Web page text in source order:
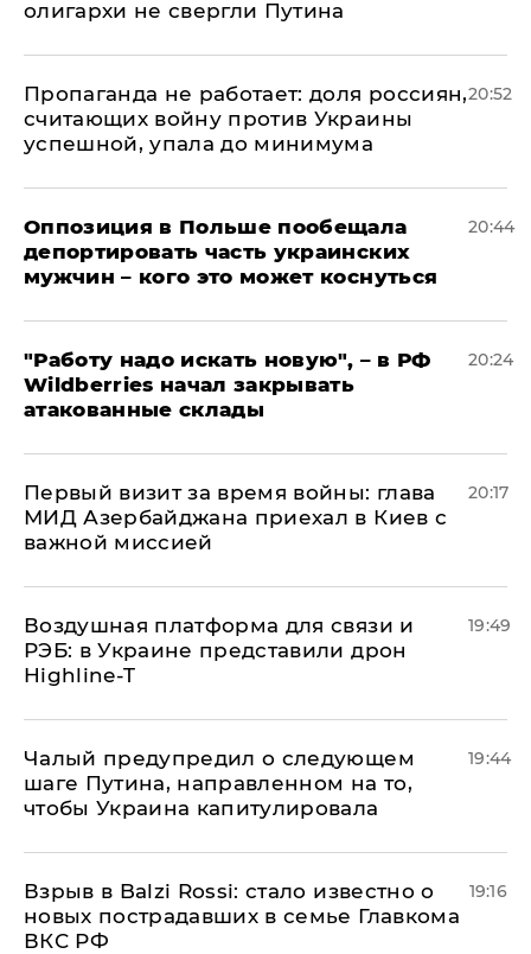
олигархи не свергли Путина
​Пропаганда не работает: доля россиян,
считающих войну против Украины
успешной, упала до минимума
20:52
Оппозиция в Польше пообещала
депортировать часть украинских
мужчин – кого это может коснуться
20:44
"Работу надо искать новую", – в РФ
Wildberries начал закрывать
атакованные склады
20:24
Первый визит за время войны: глава
МИД Азербайджана приехал в Киев с
важной миссией
20:17
Воздушная платформа для связи и
РЭБ: в Украине представили дрон
Highline-T
19:49
Чалый предупредил о следующем
шаге Путина, направленном на то,
чтобы Украина капитулировала
19:44
Взрыв в Balzi Rossi: стало известно о
новых пострадавших в семье Главкома
ВКС РФ
19:16